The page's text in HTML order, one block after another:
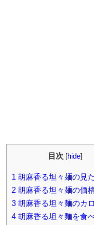
目次 [hide]
1 胡麻香る坦々麺の見
2 胡麻香る坦々麺の価
3 胡麻香る坦々麺のカ
4 胡麻香る坦々麺を食